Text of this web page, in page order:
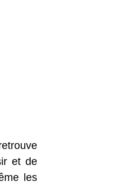
et de
les